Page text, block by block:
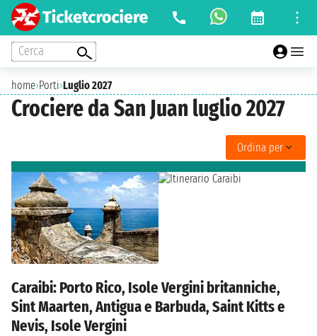
Cerca
home›Porti›Luglio 2027
Crociere da San Juan luglio 2027
Ordina per
Caraibi: Porto Rico, Isole Vergini britanniche,
Sint Maarten, Antigua e Barbuda, Saint Kitts e
Nevis, Isole Vergini